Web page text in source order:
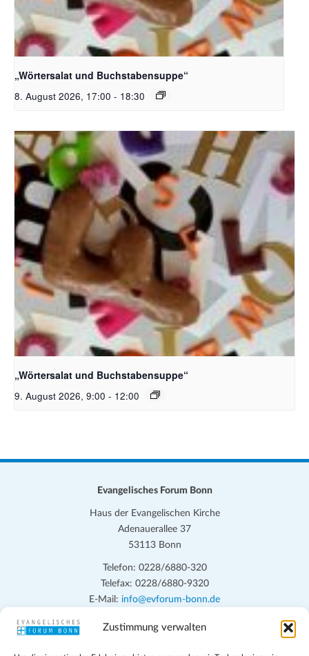
Zustimmung verwalten
Bildquelle_ Pixabay Free_Christoph Meinersmann
„Wörtersalat und Buchstabensuppe“
8. August 2026, 17:00 - 18:30
Bildquelle_ Pixabay Free_Christoph Meinersmann
„Wörtersalat und Buchstabensuppe“
9. August 2026, 9:00 - 12:00
Evangelisches Forum Bonn
Haus der Evangelischen Kirche
Adenauerallee 37
53113 Bonn
Telefon: 0228/6880-320
Telefax: 0228/6880-9320
E-Mail: info@evforum-bonn.de
Das Evangelische Forum Bonn will in seinen zentralen